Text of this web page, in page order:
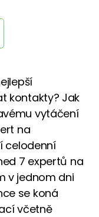
kontakty? Jak
vytáčení
na
celodenní
7 expertů na
v jednom dni
se koná
včetně